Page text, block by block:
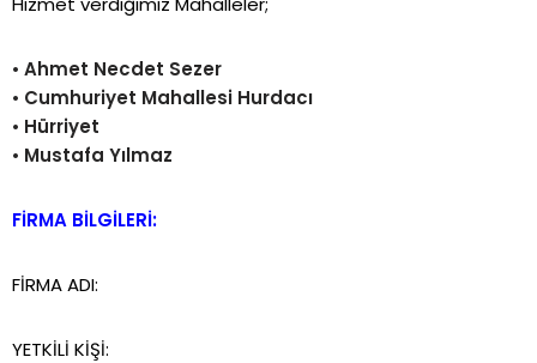
• Ahmet Necdet Sezer
• Cumhuriyet Mahallesi Hurdacı
• Hürriyet
• Mustafa Yılmaz
FİRMA BİLGİLERİ:
FİRMA ADI:
YETKİLİ KİŞİ: